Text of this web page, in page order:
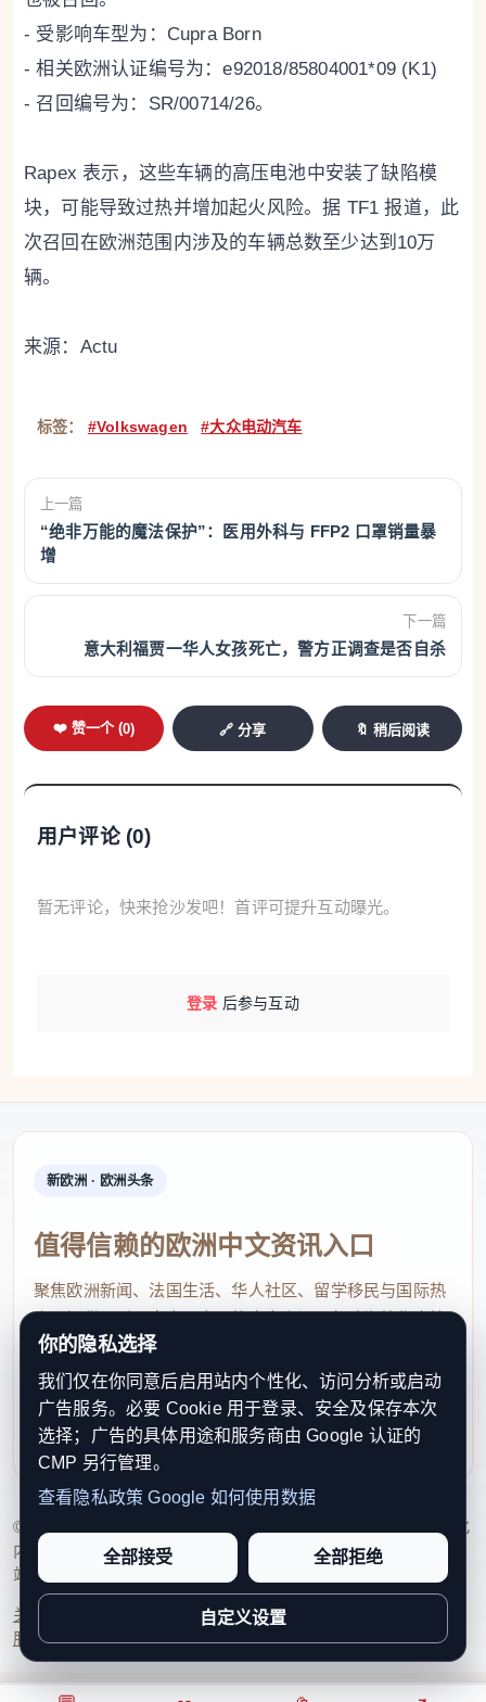
- 受影响车型为：Cupra Born
- 相关欧洲认证编号为：e92018/85804001*09 (K1)
- 召回编号为：SR/00714/26。
Rapex 表示，这些车辆的高压电池中安装了缺陷模
块，可能导致过热并增加起火风险。据 TF1 报道，此
次召回在欧洲范围内涉及的车辆总数至少达到10万
辆。
来源：Actu
标签： #Volkswagen #大众电动汽车
上一篇
“绝非万能的魔法保护”：医用外科与 FFP2 口罩销量暴
增
下一篇
意大利福贾一华人女孩死亡，警方正调查是否自杀
❤️ 赞一个 (0) 🔗 分享 🔖 稍后阅读
用户评论 (0)
暂无评论，快来抢沙发吧！首评可提升互动曝光。
登录 后参与互动
新欧洲 · 欧洲头条
值得信赖的欧洲中文资讯入口
聚焦欧洲新闻、法国生活、华人社区、留学移民与国际热
点，提供及时、真实、实用的中文资讯，帮助海外华人快
速了解欧洲动态。
contact@xinouzhou.com
服务支持、版权与合作：工作日优先处理站务、投稿与权
利通知
© 2026 新欧洲·欧洲头条. All Rights Reserved. 本网站持续优化
内容透明度、联系方式与用户权利说明，以提升品牌信任感和
站点完整度。
关于我们 编辑规范日期归档隐私政策
服务条款联系我们
你的隐私选择
我们仅在你同意后启用站内个性化、访问分析或启动
广告服务。必要 Cookie 用于登录、安全及保存本次
选择；广告的具体用途和服务商由 Google 认证的
CMP 另行管理。
查看隐私政策 Google 如何使用数据
全部接受 全部拒绝
自定义设置